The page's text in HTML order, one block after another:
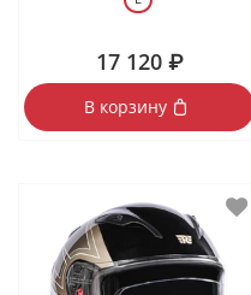
17 120 ₽
В корзину